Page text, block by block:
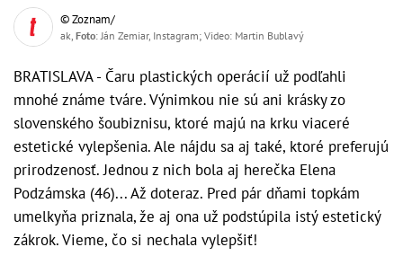
© Zoznam/
ak, Foto: Ján Zemiar, Instagram; Video: Martin Bublavý
BRATISLAVA - Čaru plastických operácií už podľahli
mnohé známe tváre. Výnimkou nie sú ani krásky zo
slovenského šoubiznisu, ktoré majú na krku viaceré
estetické vylepšenia. Ale nájdu sa aj také, ktoré preferujú
prirodzenosť. Jednou z nich bola aj herečka Elena
Podzámska (46)... Až doteraz. Pred pár dňami topkám
umelkyňa priznala, že aj ona už podstúpila istý estetický
zákrok. Vieme, čo si nechala vylepšiť!